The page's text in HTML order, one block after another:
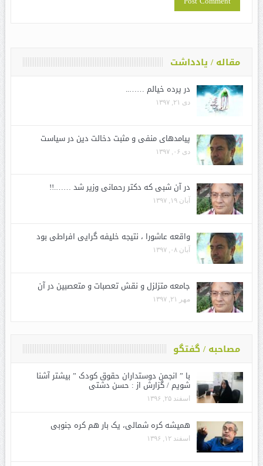
مقاله / یادداشت
در پرده خیالم ……..
دی ۲۱, ۱۳۹۷
پیامدهای منفی و مثبت دخالت دین در سیاست
دی ۰۶, ۱۳۹۷
در آن شبی که دکتر رحمانی وزیر شد …….!!
آبان ۱۹, ۱۳۹۷
واقعه عاشورا ، نتیجه خلیفه گرایی افراطی بود
آبان ۰۸, ۱۳۹۷
جامعه متزلزل و نقش تعصبات و متعصبین در آن
مهر ۲۱, ۱۳۹۷
مصاحبه / گفتگو
با ” انجمن دوستداران حقوق کودک ” بیشتر آشنا
شویم / گزارش از : حسن دشتی
اسفند ۲۵, ۱۳۹۶
همیشه کره شمالی، یک بار هم کره جنوبی
اسفند ۱۲, ۱۳۹۶